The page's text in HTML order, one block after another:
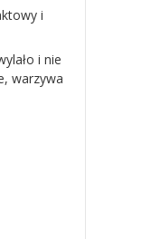
i
i nie
warzywa